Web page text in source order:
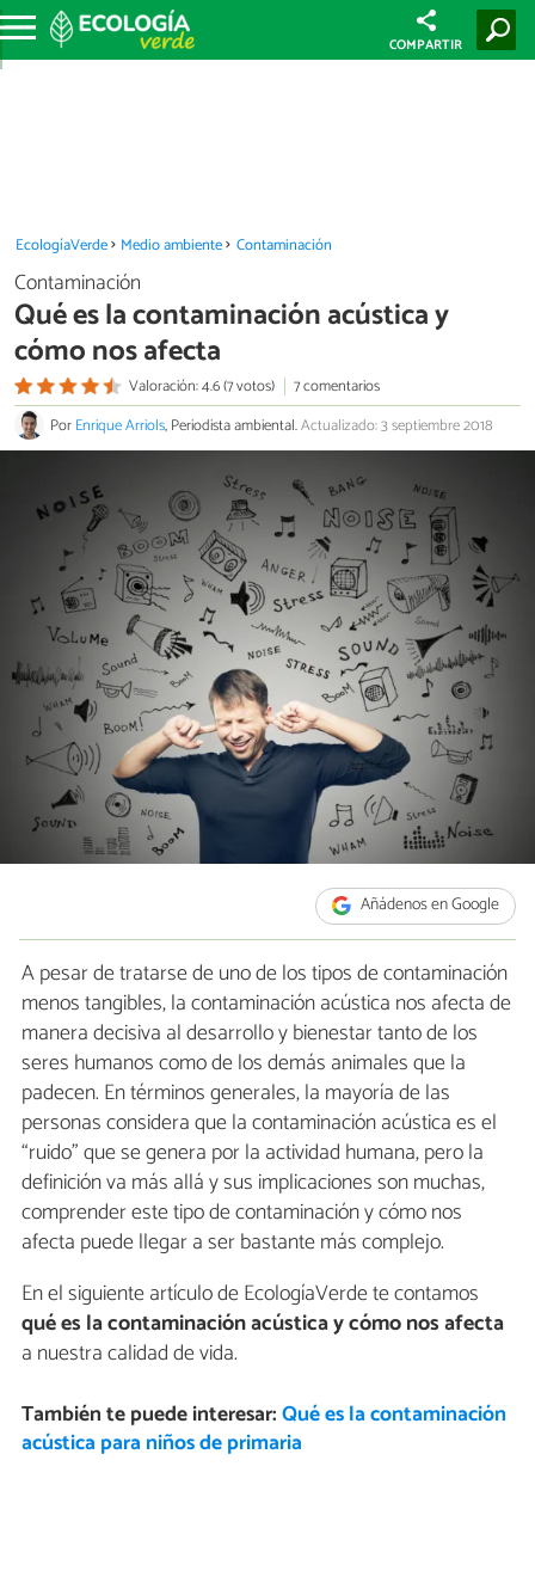
COMPARTIR
EcologíaVerde Medio ambiente Contaminación
Contaminación
Qué es la contaminación acústica y
cómo nos afecta
Valoración: 4.6 (7 votos)
7 comentarios
PorEnrique Arriols, Periodista ambiental.Actualizado: 3 septiembre 2018
Añádenos en Google
A pesar de tratarse de uno de los tipos de contaminación
menos tangibles, la contaminación acústica nos afecta de
manera decisiva al desarrollo y bienestar tanto de los
seres humanos como de los demás animales que la
padecen. En términos generales, la mayoría de las
personas considera que la contaminación acústica es el
“ruido” que se genera por la actividad humana, pero la
definición va más allá y sus implicaciones son muchas,
comprender este tipo de contaminación y cómo nos
afecta puede llegar a ser bastante más complejo.
En el siguiente artículo de EcologíaVerde te contamos
qué es la contaminación acústica y cómo nos afecta
a nuestra calidad de vida.
También te puede interesar:Qué es la contaminación
acústica para niños de primaria